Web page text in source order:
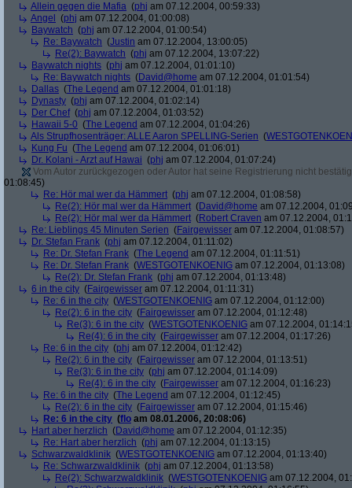
Allein gegen die Mafia (phj am 07.12.2004, 00:59:33)
Angel
(phj am 07.12.2004, 01:00:08)
Baywatch (phj am 07.12.2004, 01:00:54)
Re: Baywatch (Justin am 07.12.2004, 13:00:05)
Re(2): Baywatch (phj am 07.12.2004, 13:07:22)
Baywatch nights (phj am 07.12.2004, 01:01:10)
Re: Baywatch nights (David@home am 07.12.2004, 01:01:54)
Dallas (The Legend am 07.12.2004, 01:01:18)
Dynasty (phj am 07.12.2004, 01:02:14)
Der Chef(phj am 07.12.2004, 01:03:52)
Hawaii 5-0 (The Legend am 07.12.2004, 01:04:26)
Als Strupfhosenträger: ALLE Aaron SPELLING-Serien (
Kung Fu (The Legend am 07.12.2004, 01:06:01)
Dr. Kolani - Arzt auf Hawai (phj am 07.12.2004, 01:07:24)
Vom Autor zurückgezogen oder Autor hat seine Registrierung nicht
01:08:45)
Re: Hör mal wer da Hämmert (phj am 07.12.2004, 01:08:58)
Re(2): Hör mal wer da Hämmert (David@home am 07.12.2004,
Re(2): Hör mal wer da Hämmert (Robert Craven am 07.12.2004,
Re: Lieblings 45 Minuten Serien (Fairgewisser am 07.12.2004, 01:08:57)
Dr. Stefan Frank (phj am 07.12.2004, 01:11:02)
Re: Dr. Stefan Frank (The Legend am 07.12.2004, 01:11:51)
Re: Dr. Stefan Frank (WESTGOTENKOENIG am 07.12.2004, 01:13:08)
Re(2): Dr. Stefan Frank (phj am 07.12.2004, 01:13:48)
6 in the city (Fairgewisser am 07.12.2004, 01:11:31)
Re: 6 in the city (WESTGOTENKOENIG am 07.12.2004, 01:12:00)
Re(2): 6 in the city (Fairgewisser am 07.12.2004, 01:12:48)
Re(3): 6 in the city (WESTGOTENKOENIG am 07.12.2004,
Re(4): 6 in the city (Fairgewisser am 07.12.2004, 01:17:26)
Re: 6 in the city (phj am 07.12.2004, 01:12:42)
Re(2): 6 in the city (Fairgewisser am 07.12.2004, 01:13:51)
Re(3): 6 in the city (phj am 07.12.2004, 01:14:09)
Re(4): 6 in the city (Fairgewisser am 07.12.2004, 01:16:23)
Re: 6 in the city (The Legend am 07.12.2004, 01:12:45)
Re(2): 6 in the city (Fairgewisser am 07.12.2004, 01:15:46)
Re: 6 in the city (flo am 08.01.2006, 20:08:06)
Hart aber herzlich (David@home am 07.12.2004, 01:12:35)
Re: Hart aber herzlich (phj am 07.12.2004, 01:13:15)
Schwarzwaldklinik (WESTGOTENKOENIG am 07.12.2004, 01:13:40)
Re: Schwarzwaldklinik (phj am 07.12.2004, 01:13:58)
Re(2): Schwarzwaldklinik (WESTGOTENKOENIG am 07.12.2004,